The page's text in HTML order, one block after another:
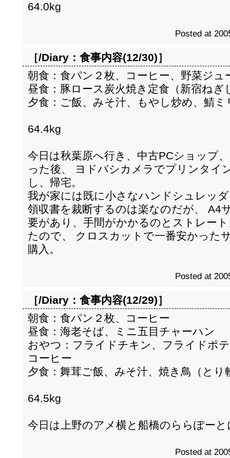
64.0kg
Posted at
［/Diary： 食事内容(12/30)］
朝食：食パン２枚、コーヒー、野菜ジュ
昼食：豚ロース炭火焼き定食（新宿ねぎ
夕食：ご飯、みそ汁、もやし炒め、鯖ミ
64.4kg
今日は秋葉原へ行き、中古PCショップ
った後、 ヨドバシカメラでプリンタイ
し、帰宅。
我が家には既に小さなハンドシュレッ
領収書を裁断するのは楽なのだが、 A4
要があり、手間がかかるのとストレー
たので、 クロスカットで一番安かった
購入。
Posted at
［/Diary： 食事内容(12/29)］
朝食：食パン２枚、コーヒー
昼食：海老そば、ミニ五目チャーハン
おやつ：フライドチキン、フライドポ
コーヒー
夕食：舞茸ご飯、みそ汁、焼き鳥（とり
64.5kg
今日は上野のアメ横と船橋のららぽー
Posted at